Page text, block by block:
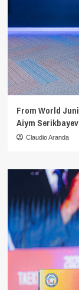
From World
Aiym
Claudio Aranda